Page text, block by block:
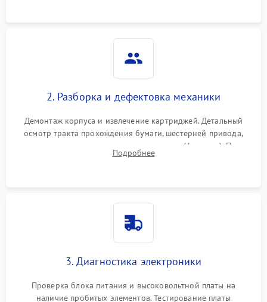
2. Разборка и дефектовка механики
Демонтаж корпуса и извлечение картриджей. Детальный
осмотр тракта прохождения бумаги, шестерней привода,
роликов захвата и узла термозакрепления (фьюзера). Поиск
физического износа и повреждений деталей.
Подробнее
3. Диагностика электроники
Проверка блока питания и высоковольтной платы на
наличие пробитых элементов. Тестирование платы